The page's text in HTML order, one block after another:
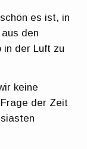
es ist, in
den
in der Luft zu
keine
der Zeit